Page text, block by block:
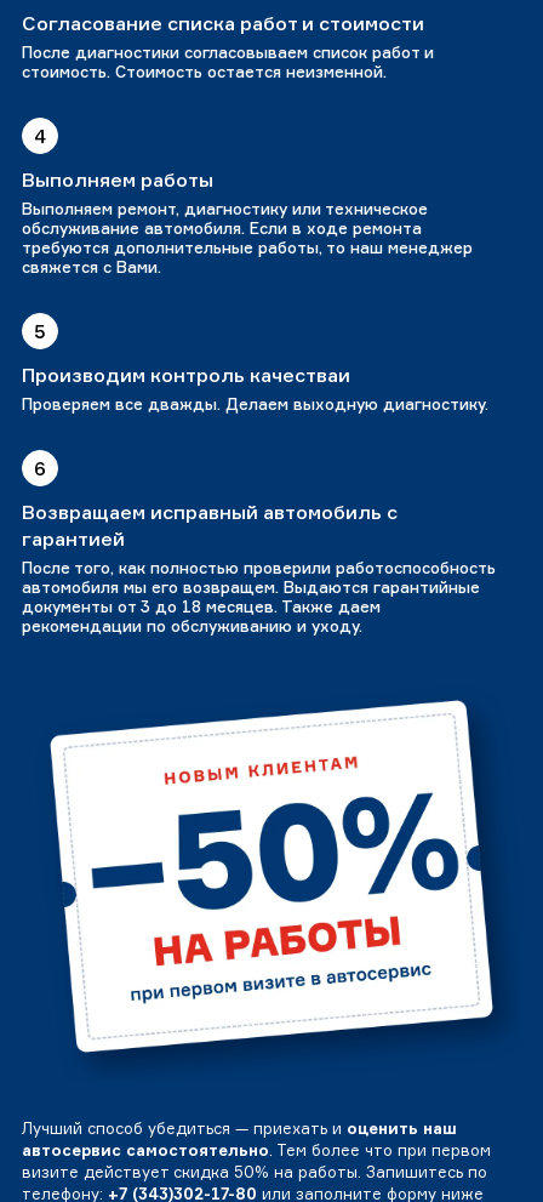
Согласование списка работ и стоимости
После диагностики согласовываем список работ и
стоимость. Стоимость остается неизменной.
4
Выполняем работы
Выполняем ремонт, диагностику или техническое
обслуживание автомобиля. Если в ходе ремонта
требуются дополнительные работы, то наш менеджер
свяжется с Вами.
5
Производим контроль качестваи
Проверяем все дважды. Делаем выходную диагностику.
6
Возвращаем исправный автомобиль с
гарантией
После того, как полностью проверили работоспособность
автомобиля мы его возвращем. Выдаются гарантийные
документы от 3 до 18 месяцев. Также даем
рекомендации по обслуживанию и уходу.
Лучший способ убедиться — приехать и оценить наш
автосервис самостоятельно. Тем более что при первом
визите действует скидка 50% на работы. Запишитесь по
телефону: +7 (343)302-17-80 или заполните форму ниже